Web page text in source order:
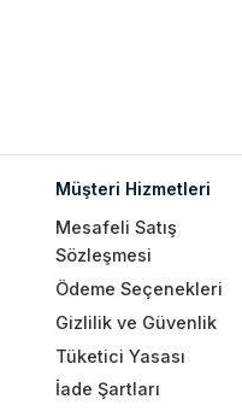
Müşteri Hizmetleri
Mesafeli Satış
Sözleşmesi
Ödeme Seçenekleri
Gizlilik ve Güvenlik
Tüketici Yasası
İade Şartları